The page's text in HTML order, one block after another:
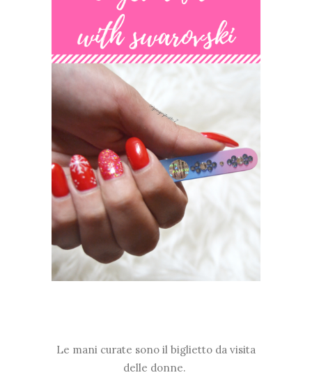
Le mani curate sono il biglietto da visita
delle donne.